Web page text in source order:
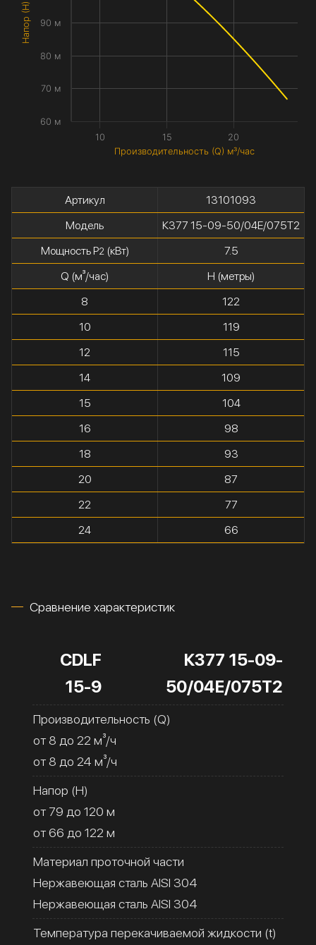
Производительность (Q) м³/час
10 15 20
60 м
70 м
80 м
90 м
Артикул
13101093
Модель
К377 15-09-50/04Е/075Т2
Мощность P2(кВт)
7.5
Q (м³/час)
H (метры)
8
122
10
119
12
115
14
109
15
104
16
98
18
93
20
87
22
77
24
66
Сравнение характеристик
CDLF
15-9
К377 15-09-
50/04Е/075Т2
Производительность (Q)
от 8 до 22 м³/ч
от 8 до 24 м³/ч
Напор (H)
от 79 до 120 м
от 66 до 122 м
Материал проточной части
Нержавеющая сталь AISI 304
Нержавеющая сталь AISI 304
Температура перекачиваемой жидкости (t)